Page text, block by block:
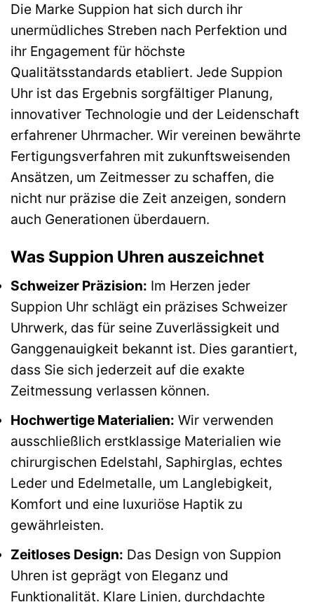
Die Marke Suppion hat sich durch ihr
unermüdliches Streben nach Perfektion und
ihr Engagement für höchste
Qualitätsstandards etabliert. Jede Suppion
Uhr ist das Ergebnis sorgfältiger Planung,
innovativer Technologie und der Leidenschaft
erfahrener Uhrmacher. Wir vereinen bewährte
Fertigungsverfahren mit zukunftsweisenden
Ansätzen, um Zeitmesser zu schaffen, die
nicht nur präzise die Zeit anzeigen, sondern
auch Generationen überdauern.
Was Suppion Uhren auszeichnet
Schweizer Präzision: Im Herzen jeder
Suppion Uhr schlägt ein präzises Schweizer
Uhrwerk, das für seine Zuverlässigkeit und
Ganggenauigkeit bekannt ist. Dies garantiert,
dass Sie sich jederzeit auf die exakte
Zeitmessung verlassen können.
Hochwertige Materialien: Wir verwenden
ausschließlich erstklassige Materialien wie
chirurgischen Edelstahl, Saphirglas, echtes
Leder und Edelmetalle, um Langlebigkeit,
Komfort und eine luxuriöse Haptik zu
gewährleisten.
Zeitloses Design: Das Design von Suppion
Uhren ist geprägt von Eleganz und
Funktionalität. Klare Linien, durchdachte